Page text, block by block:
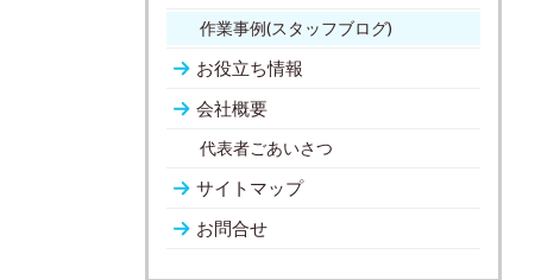
作業事例(スタッフブログ)
お役立ち情報
会社概要
代表者ごあいさつ
サイトマップ
お問合せ